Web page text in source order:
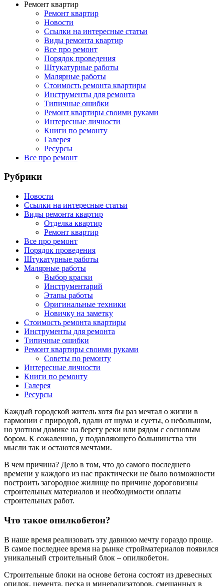
Ремонт квартир
Ремонт квартир
Новости
Ссылки на интересные статьи
Виды ремонта квартир
Все про ремонт
Порядок проведения
Штукатурные работы
Малярные работы
Стоимость ремонта квартиры
Инструменты для ремонта
Типичные ошибки
Ремонт квартиры своими руками
Интересные личности
Книги по ремонту
Галерея
Ресурсы
Все про ремонт
Рубрики
Новости
Ссылки на интересные статьи
Виды ремонта квартир
Отделка квартир
Ремонт квартир
Все про ремонт
Порядок проведения
Штукатурные работы
Малярные работы
Выбор краски
Инструментарий
Этапы работы
Оригинальные техники
Новичку на заметку
Стоимость ремонта квартиры
Инструменты для ремонта
Типичные ошибки
Ремонт квартиры своими руками
Советы по ремонту
Интересные личности
Книги по ремонту
Галерея
Ресурсы
Каждый городской житель хотя бы раз мечтал о жизни в
гармонии с природой, вдали от шума и суеты, о небольшом,
но уютном домике на берегу реки или рядом с сосновым
бором. К сожалению, у подавляющего большинства эти
мысли так и остаются мечтами.
В чем причина? Дело в том, что до самого последнего
времени у каждого из нас практически не было возможности
построить загородное жилище по причине дороговизны
строительных материалов и необходимости оплаты
строительных работ.
Что такое опилкобетон?
В наше время реализовать эту давнюю мечту гораздо проще.
В самое последнее время на рынке стройматериалов появился
уникальный строительный блок – опилкобетон.
Строительные блоки на основе бетона состоят из древесных
опилок, цемента, песка и минерализаторов, смешанных в